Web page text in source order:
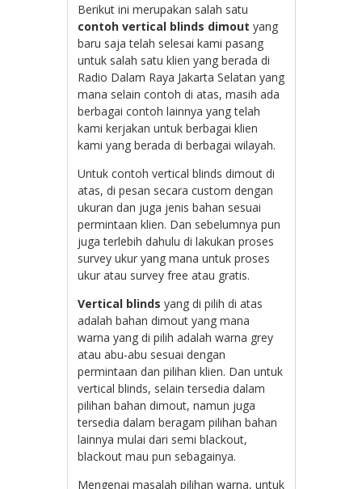
Berikut ini merupakan salah satu
contoh vertical blinds dimout yang
baru saja telah selesai kami pasang
untuk salah satu klien yang berada di
Radio Dalam Raya Jakarta Selatan yang
mana selain contoh di atas, masih ada
berbagai contoh lainnya yang telah
kami kerjakan untuk berbagai klien
kami yang berada di berbagai wilayah.
Untuk contoh vertical blinds dimout di
atas, di pesan secara custom dengan
ukuran dan juga jenis bahan sesuai
permintaan klien. Dan sebelumnya pun
juga terlebih dahulu di lakukan proses
survey ukur yang mana untuk proses
ukur atau survey free atau gratis.
Vertical blinds yang di pilih di atas
adalah bahan dimout yang mana
warna yang di pilih adalah warna grey
atau abu-abu sesuai dengan
permintaan dan pilihan klien. Dan untuk
vertical blinds, selain tersedia dalam
pilihan bahan dimout, namun juga
tersedia dalam beragam pilihan bahan
lainnya mulai dari semi blackout,
blackout mau pun sebagainya.
Mengenai masalah pilihan warna, untuk